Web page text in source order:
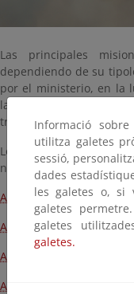
Las principales
dependiendo de su
por el ministerio, en la
lanzamiento de agua y/
transporte de personal.
Los tipos de medios
nacional son los
Avión Anfibio Tipo 1
Avión Anfibio Tipo 2
Avión de Carga en Tierra
Aeronave de
Informació
utilitza galetes
sessió,
dades
les galetes o, si
galetes
galetes
galetes.